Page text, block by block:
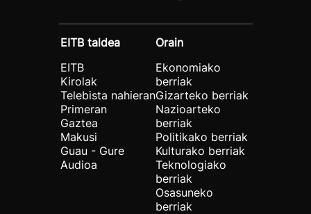
EITB taldea
EITB
Kirolak
Telebista nahieran
Primeran
Gaztea
Makusi
Guau - Gure
Audioa
Orain
Ekonomiako
berriak
Gizarteko berriak
Nazioarteko
berriak
Politikako berriak
Kulturako berriak
Teknologiako
berriak
Osasuneko
berriak